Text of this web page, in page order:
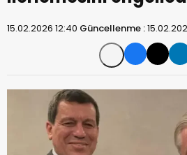
15.02.2026 12:40 Güncellenme :